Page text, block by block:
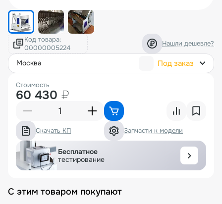
Код товара: Нашли дешевле?
москва Под заказ
Стоимость
60 430 ₽
Скачать КП Запчасти к модели
Бесплатное
тестирование
С этим товаром покупают